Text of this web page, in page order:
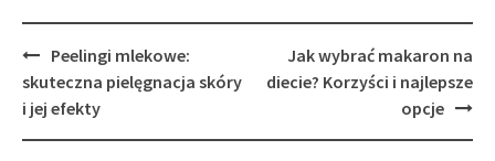
Post
navigation
Peelingi mlekowe:
skuteczna pielęgnacja skóry
i jej efekty
Jak wybrać makaron na
diecie? Korzyści i najlepsze
opcje